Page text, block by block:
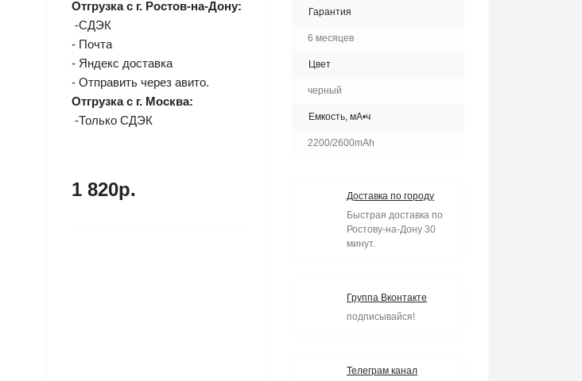
Отгрузка с г. Ростов-на-Дону:
-СДЭК
- Почта
- Яндекс доставка
- Отправить через авито.
Отгрузка с г. Москва:
-Только СДЭК
1 820р.
Гарантия
6 месяцев
Цвет
черный
Емкость, мА•ч
2200/2600mAh
Доставка по городу
Быстрая доставка по
Ростову-на-Дону 30
минут.
Группа Вконтакте
подписывайся!
Телеграм канал